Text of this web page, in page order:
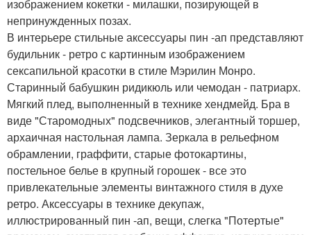
изображением кокетки - милашки, позирующей в
непринужденных позах.
В интерьере стильные аксессуары пин -ап представляют
будильник - ретро с картинным изображением
сексапильной красотки в стиле Мэрилин Монро.
Старинный бабушкин ридикюль или чемодан - патриарх.
Мягкий плед, выполненный в технике хендмейд. Бра в
виде "Старомодных" подсвечников, элегантный торшер,
архаичная настольная лампа. Зеркала в рельефном
обрамлении, граффити, старые фотокартины,
постельное белье в крупный горошек - все это
привлекательные элементы винтажного стиля в духе
ретро. Аксессуары в технике декупаж,
иллюстрированный пин -ап, вещи, слегка "Потертые"